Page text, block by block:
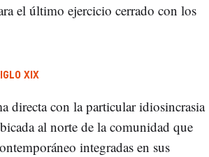
el último ejercicio cerrado con los
XIX
directa con la particular idiosincrasia
al norte de la comunidad que
integradas en sus